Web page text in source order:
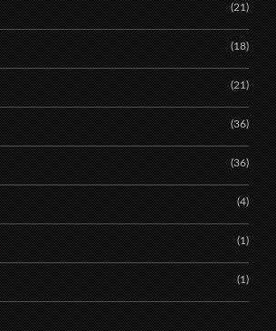
(21)
(18)
(21)
(36)
(36)
(4)
(1)
(1)